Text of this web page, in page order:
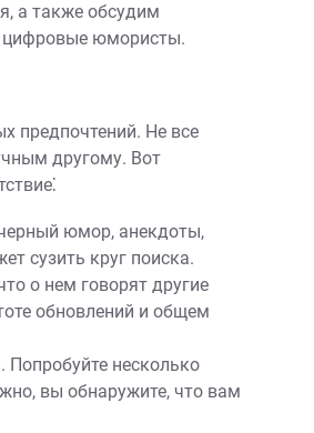
а также обсудим
цифровые юмористы.
предпочтений. Не все
другому. Вот
юмор, анекдоты,
сузить круг поиска.
о нем говорят другие
обновлений и общем
Попробуйте несколько
вы обнаружите, что вам